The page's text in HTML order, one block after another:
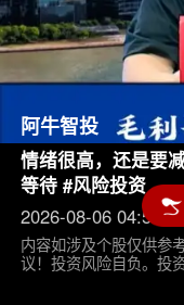
阿牛智投
情绪很高，还是要
等待 #风险投资
2026-08-06 04:55
内容如涉及个股仅供参
议！投资风险自负。投